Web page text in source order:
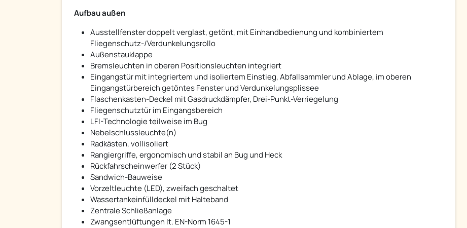
Aufbau außen
Ausstellfenster doppelt verglast, getönt, mit Einhandbedienung und kombiniertem
Fliegenschutz-/Verdunkelungsrollo
Außenstauklappe
Bremsleuchten in oberen Positionsleuchten integriert
Eingangstür mit integriertem und isoliertem Einstieg, Abfallsammler und Ablage, im oberen
Eingangstürbereich getöntes Fenster und Verdunkelungsplissee
Flaschenkasten-Deckel mit Gasdruckdämpfer, Drei-Punkt-Verriegelung
Fliegenschutztür im Eingangsbereich
LFI-Technologie teilweise im Bug
Nebelschlussleuchte(n)
Radkästen, vollisoliert
Rangiergriffe, ergonomisch und stabil an Bug und Heck
Rückfahrscheinwerfer (2 Stück)
Sandwich-Bauweise
Vorzeltleuchte (LED), zweifach geschaltet
Wassertankeinfülldeckel mit Halteband
Zentrale Schließanlage
Zwangsentlüftungen lt. EN-Norm 1645-1